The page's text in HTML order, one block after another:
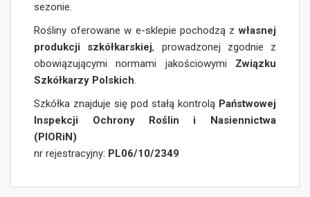
sezonie.
Rośliny oferowane w e-sklepie pochodzą zwłasnej
produkcji szkółkarskiej, prowadzonej zgodnie z
obowiązującymi normami jakościowymi Związku
Szkółkarzy Polskich.
Szkółka znajduje się pod stałą kontrolą Państwowej
Inspekcji Ochrony Roślin i Nasiennictwa
(PIORiN)
nr rejestracyjny: PL06/10/2349